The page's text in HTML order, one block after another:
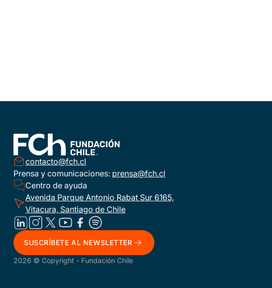
contacto@fch.cl
Prensa y comunicaciones: prensa@fch.cl
Centro de ayuda
Avenida Parque Antonio Rabat Sur 6165,
Vitacura, Santiago de Chile
SUSCRÍBETE AL NEWSLETTER
2026 © Copyright - Fundación Chile